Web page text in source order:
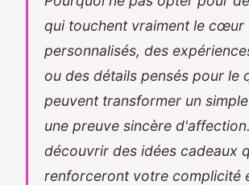
qui touchent vraiment le cœur
personnalisés, des
ou des détails pensés pour le
peuvent transformer un
une preuve sincère
découvrir des idées cadeaux
renforceront votre complicité